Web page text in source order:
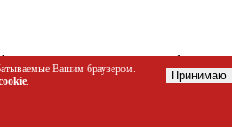
повара ресторанов и кафе
и буфетов малого формата
кондитерских для выпечки и
Вашим браузером.
. Принимаю